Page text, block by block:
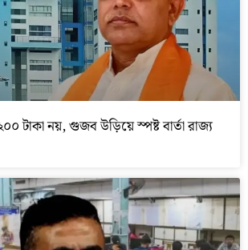
টাকা নয়, গুজব উড়িয়ে স্পষ্ট বার্তা রাজ্য